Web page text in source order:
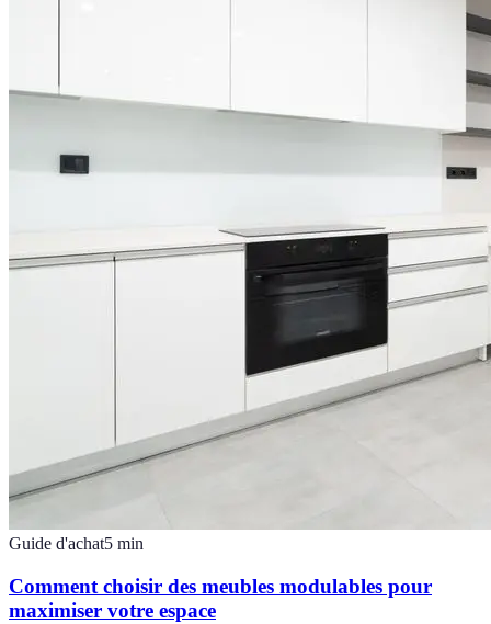
Guide d'achat5 min
Comment choisir des meubles modulables pour
maximiser votre espace